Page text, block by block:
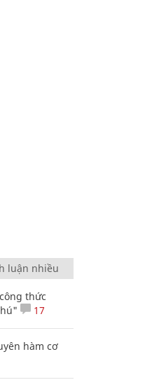
luận nhiều
thức
17
hàm cơ